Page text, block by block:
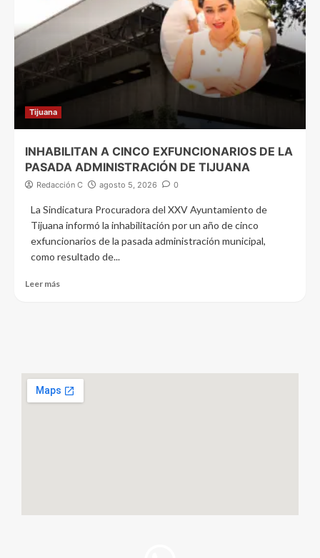
Tijuana
INHABILITAN A CINCO EXFUNCIONARIOS DE LA
PASADA ADMINISTRACIÓN DE TIJUANA
Redacción C agosto 5, 2026 0
La Sindicatura Procuradora del XXV Ayuntamiento de
Tijuana informó la inhabilitación por un año de cinco
exfuncionarios de la pasada administración municipal,
como resultado de...
Leer más